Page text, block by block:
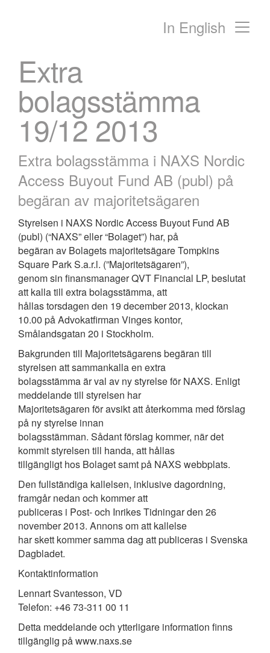
In English
Extra
bolagsstämma
19/12 2013
Extra bolagsstämma i NAXS Nordic
Access Buyout Fund AB (publ) på
begäran av majoritetsägaren
Styrelsen i NAXS Nordic Access Buyout Fund AB
(publ) (“NAXS” eller “Bolaget”) har, på
begäran av Bolagets majoritetsägare Tompkins
Square Park S.a.r.l. (”Majoritetsägaren”),
genom sin finansmanager QVT Financial LP, beslutat
att kalla till extra bolagsstämma, att
hållas torsdagen den 19 december 2013, klockan
10.00 på Advokatfirman Vinges kontor,
Smålandsgatan 20 i Stockholm.
Bakgrunden till Majoritetsägarens begäran till
styrelsen att sammankalla en extra
bolagsstämma är val av ny styrelse för NAXS. Enligt
meddelande till styrelsen har
Majoritetsägaren för avsikt att återkomma med förslag
på ny styrelse innan
bolagsstämman. Sådant förslag kommer, när det
kommit styrelsen till handa, att hållas
tillgängligt hos Bolaget samt på NAXS webbplats.
Den fullständiga kallelsen, inklusive dagordning,
framgår nedan och kommer att
publiceras i Post- och Inrikes Tidningar den 26
november 2013. Annons om att kallelse
har skett kommer samma dag att publiceras i Svenska
Dagbladet.
Kontaktinformation
Lennart Svantesson, VD
Telefon: +46 73-311 00 11
Detta meddelande och ytterligare information finns
tillgänglig på www.naxs.se